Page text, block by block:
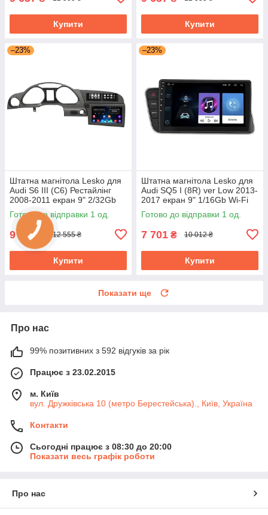
Купити Купити
–23%
Штатна магнітола Lesko для
Audi S6 III (C6) Рестайлінг
2008-2011 екран 9" 2/32Gb
Wi-Fi GPS Base
Готово до відправки 1 од.
9 657₴ 12 555 ₴
Купити
–23%
Штатна магнітола Lesko для
Audi SQ5 I (8R) ver Low 2013-
2017 екран 9" 1/16Gb Wi-Fi
GPS Base
Готово до відправки 1 од.
7 701 ₴ 10 012 ₴
Купити
Показати ще
Про нас
99% позитивних з 592 відгуків за рік
Працює з 23.02.2015
м. Київ
вул. Дружківська 10 (метро Берестейська)., Київ, Україна
Контакти
Сьогодні працює з 08:30 до 20:00
Показати весь графік роботи
Про нас